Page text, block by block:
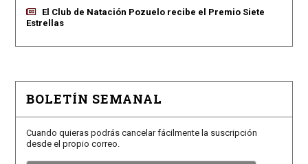
El Club de Natación Pozuelo recibe el Premio Siete
Estrellas
BOLETÍN SEMANAL
Cuando quieras podrás cancelar fácilmente la suscripción
desde el propio correo.